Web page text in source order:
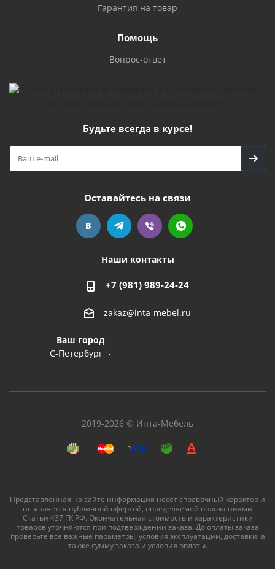
Гарантия на товар
Помощь
Вопрос-ответ
Будьте всегда в курсе!
Оставайтесь на связи
Наши контакты
+7 (981) 989-24-24
zakaz@inta-mebel.ru
Ваш город
С-Петербург
2019-2026 © Инта-Мебель
Представленная на сайте информация несёт справочный характер и
не является публичной офертой, определяемой положениями
Статьи 437 ГК РФ. Окончательная стоимость и характеристики
товаров уточняются при подтверждении заказа. До оплаты заказа
проверьте все важные параметры, условия эксплуатации, доставки, а
также сумму заказа и условия оплаты.